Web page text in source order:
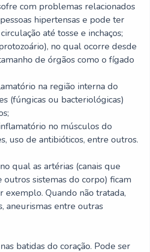
com problemas relacionados
hipertensas e pode ter
até tosse e inchaços;
no qual ocorre desde
de órgãos como o fígado
na região interna do
(fúngicas ou bacteriológicas)
no músculos do
uso de antibióticos, entre outros.
qual as artérias (canais que
sistemas do corpo) ficam
Quando não tratada,
aneurismas entre outras
batidas do coração. Pode ser